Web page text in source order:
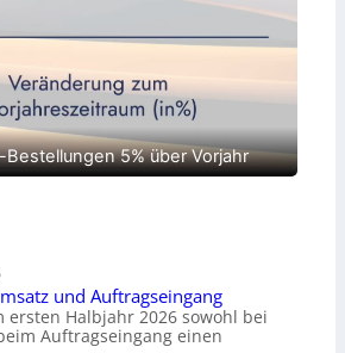
5% über Vorjahr
und Auftragseingang
ersten Halbjahr 2026 sowohl bei
Auftragseingang einen